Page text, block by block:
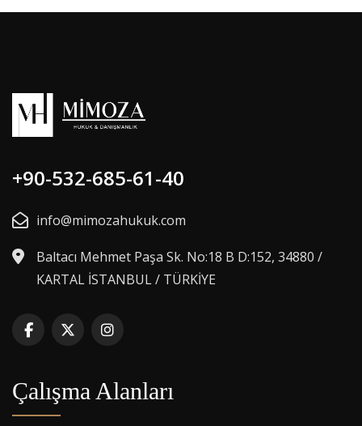
+90-532-685-61-40
info@mimozahukuk.com
Baltacı Mehmet Paşa Sk. No:18 B D:152, 34880 /
KARTAL İSTANBUL / TÜRKİYE
Çalışma Alanları